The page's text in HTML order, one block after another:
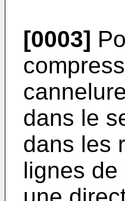
[0003]
dans le
dans les
lignes